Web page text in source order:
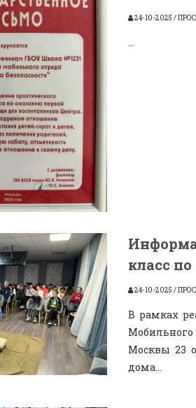
24-10-2025 /
...
класс
24-10-2025 /
В рамках
Москвы 23
дома...